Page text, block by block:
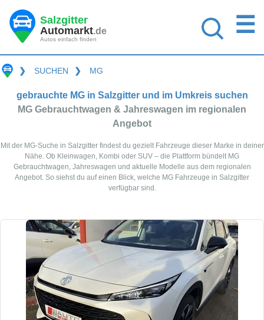
Salzgitter
Automarkt.de
Autos einfach finden
☰
❯ SUCHEN ❯ MG
gebrauchte MG in Salzgitter und im Umkreis suchen
MG Gebrauchtwagen & Jahreswagen im regionalen
Angebot
Mit der MG-Suche in Salzgitter findest du gezielt Fahrzeuge dieser Marke in deiner
Nähe. Ob Kleinwagen, Kombi oder SUV – die Plattform bündelt MG
Gebrauchtwagen, Jahreswagen und aktuelle Modelle aus dem regionalen
Angebot. So siehst du auf einen Blick, welche MG Fahrzeuge in Salzgitter
verfügbar sind.